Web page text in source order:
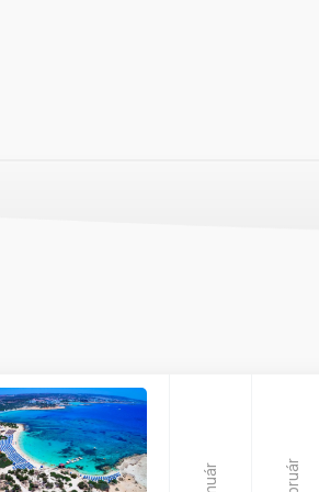
recepció, lift, csomagszoba,
szórakozás:medence és gyerekmedence,
ingyenesen igénybe vehetők,